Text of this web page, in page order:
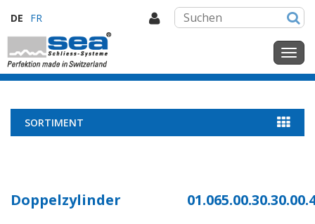
DE FR
SORTIMENT
Doppelzylinder